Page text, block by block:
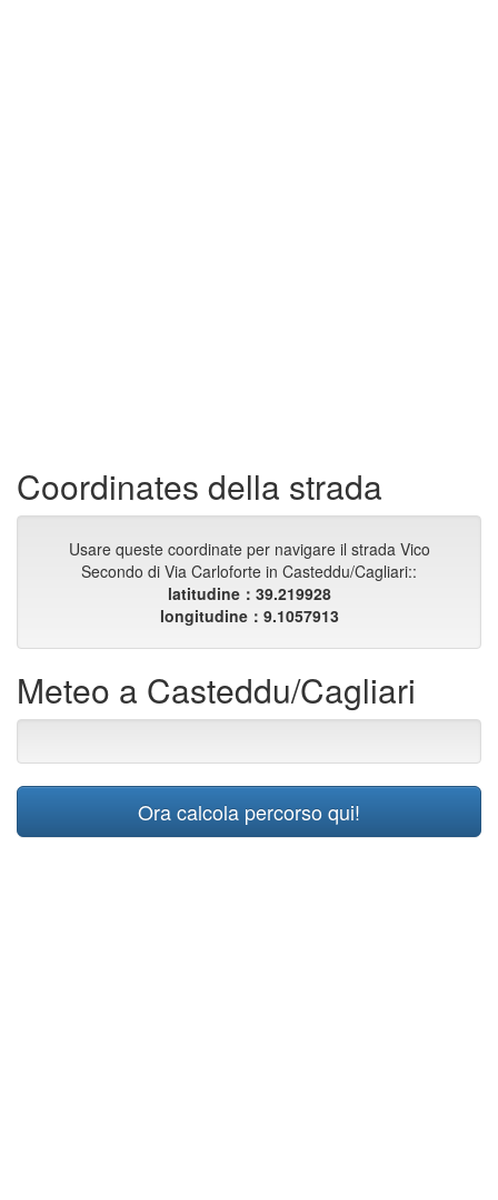
Coordinates della strada
Usare queste coordinate per navigare il strada Vico
Secondo di Via Carloforte in Casteddu/Cagliari::
latitudine：39.219928
longitudine：9.1057913
Meteo a Casteddu/Cagliari
Ora calcola percorso qui!